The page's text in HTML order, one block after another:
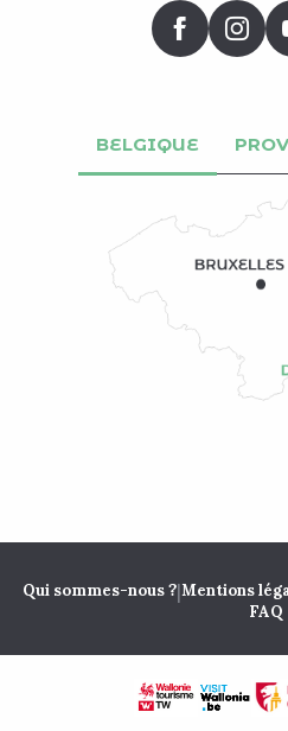
BELGIQUE
Qui sommes-nous ?|Mentions
FAQ